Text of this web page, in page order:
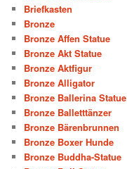
Briefkasten
Bronze
Bronze Affen Statue
Bronze Akt Statue
Bronze Aktfigur
Bronze Alligator
Bronze Ballerina Statue
Bronze Balletttänzer
Bronze Bärenbrunnen
Bronze Boxer Hunde
Bronze Buddha-Statue